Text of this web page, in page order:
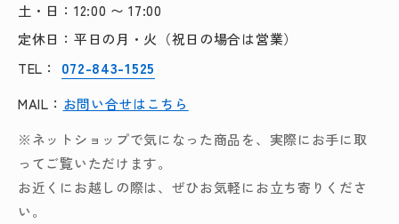
土・日：12:00 〜 17:00
定休日：平日の月・火（祝日の場合は営業）
TEL：
072-843-1525
MAIL： お問い合せはこちら
※ネットショップで気になった商品を、実際にお手に取
ってご覧いただけます。
お近くにお越しの際は、ぜひお気軽にお立ち寄りくださ
い。